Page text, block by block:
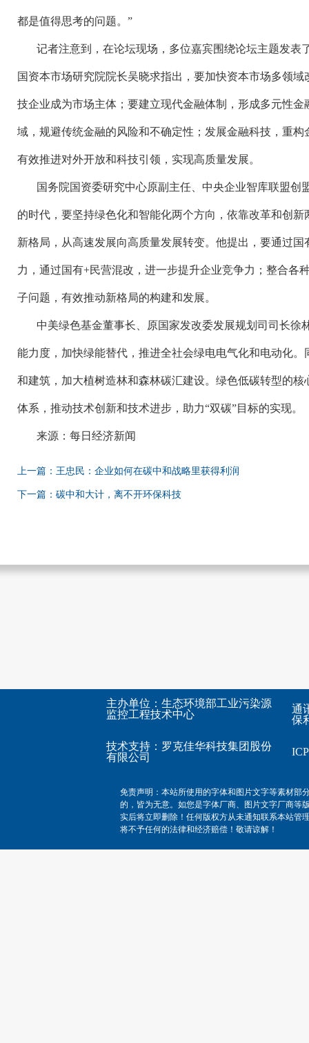
都是值得思考的问题。”
记者注意到，在论坛现场，多位嘉宾围绕论坛主题发表
国资本市场研究院院长吴晓求指出，要加快资本市场多领
技企业成为市场主体；要建立现代金融体制，形成多元性
域，规避传统金融的风险和不确定性；发展金融科技，重
有效推进对外开放和科技引领，实现高质量发展。
国务院国资委研究中心原副主任、中央企业智库联盟创
的时代，要坚持绿色化和智能化两个方向，依靠改革和创
新格局，从高速发展向高质量发展转变。他提出，要通过
力，通过国有+民营混改，进一步提升企业竞争力；整合各
子问题，有效推动新格局的构建和发展。
中美绿色基金董事长、原国家发改委发展规划司司长徐
能力度，加快绿能替代，推进全社会绿电电气化和电动化
和建筑，加大植树造林和森林碳汇建设。绿色低碳转型的
体系，推动技术创新和技术进步，助力“双碳”目标的实现。
来源：每日经济新闻
上一篇：王忠民：企业如何在碳中和战略里获得利润
下一篇：碳中和大计，离不开环保科技
主办单位：生态环境部工业污染源
监控工程技术中心
技术支持： 罗克佳华科技集团股份
有限公司
通
保
免责声明：本站所使用的字体和图片文字等素材部
的，皆为无意。如您是字体厂商、图片文字厂商等
实后将立即删除！任何版权方从未通知联系本站管
将不予任何的法律和经济赔偿！敬请谅解！